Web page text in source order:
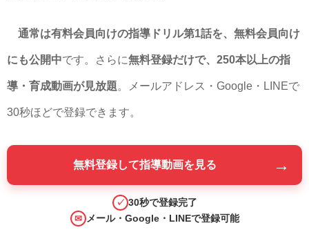
通常は有料会員向けの指導ドリル第1話を、無料会員向け
にも公開中です。さらに無料登録だけで、250本以上の指
導・育成動画が見放題。メールアドレス・Google・LINEで
30秒ほどで登録できます。
無料登録して指導動画を見る →
✓ 30秒で登録完了
✉ メール・Google・LINEで登録可能